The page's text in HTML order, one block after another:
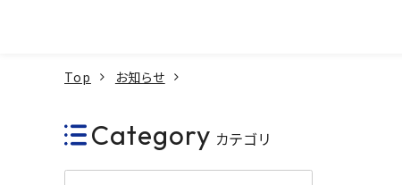
Top お知らせ
Category カテゴリ